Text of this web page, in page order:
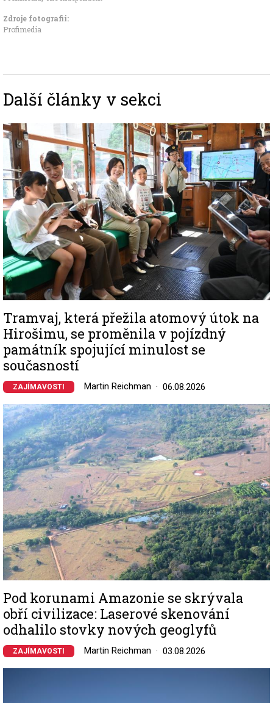
Zdroje fotografii:
Profimedia
Další články v sekci
Image
Tramvaj, která přežila atomový útok na
Hirošimu, se proměnila v pojízdný
památník spojující minulost se
současností
ZAJÍMAVOSTI Martin Reichman 06.08.2026
Image
Pod korunami Amazonie se skrývala
obří civilizace: Laserové skenování
odhalilo stovky nových geoglyfů
ZAJÍMAVOSTI Martin Reichman 03.08.2026